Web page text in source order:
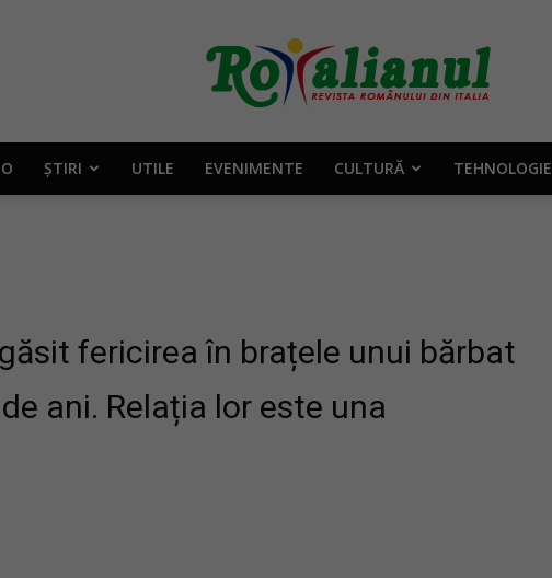
Rotalianul
ȘTIRI UTILE EVENIMENTE CULTURĂ TEHNOLOGIE
fericirea în brațele unui bărbat
ani. Relația lor este una